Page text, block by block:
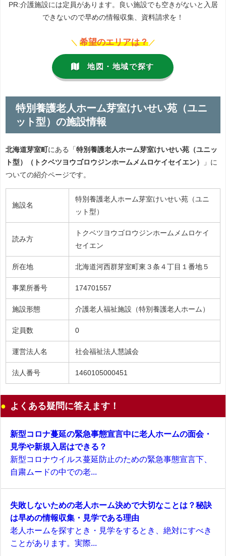
PR:介護施設には定員があります。良い施設でも空きがないと入居
できないので早めの情報収集、資料請求を！
＼ 希望のエリアは？ ／
地図・地域で探す
特別養護老人ホーム芽室けいせい苑（ユニ
ット型）の施設情報
北海道芽室町 にある「 特別養護老人ホーム芽室けいせい苑（ユニッ
ト型）（トクベツヨウゴロウジンホームメムロケイセイエン）
」に
ついての紹介ページです。
施設名
特別養護老人ホーム芽室けいせい苑（ユニ
ット型）
読み方
トクベツヨウゴロウジンホームメムロケイ
セイエン
所在地 北海道河西群芽室町東３条４丁目１番地５
事業所番号 174701557
施設形態 介護老人福祉施設（特別養護老人ホーム）
定員数 0
運営法人名 社会福祉法人慧誠会
法人番号 1460105000451
よくある疑問に答えます！
新型コロナ蔓延の緊急事態宣言中に老人ホームの面会・
見学や新規入居はできる？
新型コロナウイルス蔓延防止のための緊急事態宣言下、
自粛ムードの中での老...
失敗しないための老人ホーム決めで大切なことは？秘訣
は早めの情報収集・見学である理由
老人ホームを探すとき・見学をするとき、絶対にすべき
ことがあります。実際...